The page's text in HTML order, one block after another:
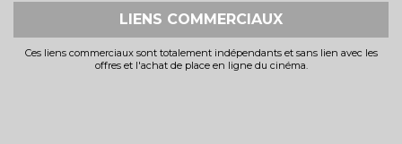
LIENS COMMERCIAUX
Ces liens commerciaux sont totalement indépendants et sans lien avec les
offres et l'achat de place en ligne du cinéma.